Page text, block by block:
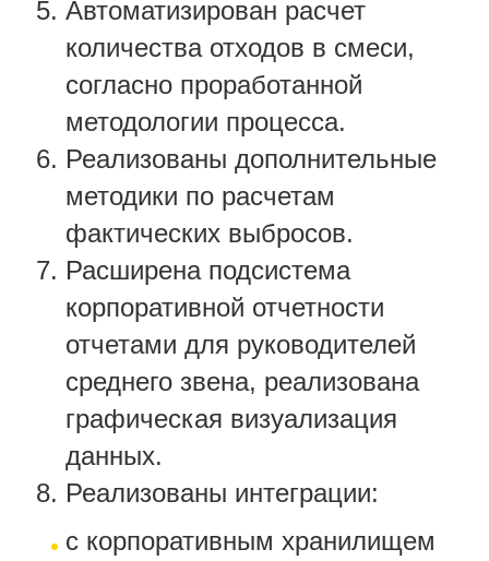
Автоматизирован расчет
количества отходов в смеси,
согласно проработанной
методологии процесса.
Реализованы дополнительные
методики по расчетам
фактических выбросов.
Расширена подсистема
корпоративной отчетности
отчетами для руководителей
среднего звена, реализована
графическая визуализация
данных.
Реализованы интеграции:
с корпоративным хранилищем